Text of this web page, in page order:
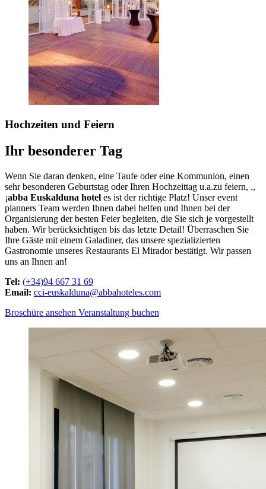
Hochzeiten und Feiern
Ihr besonderer Tag
Wenn Sie daran denken, eine Taufe oder eine Kommunion, einen
sehr besonderen Geburtstag oder Ihren Hochzeittag u.a.zu feiern, .,
¡abba Euskalduna hotel es ist der richtige Platz! Unser event
planners Team werden Ihnen dabei helfen und Ihnen bei der
Organisierung der besten Feier begleiten, die Sie sich je vorgestellt
haben. Wir berücksichtigen bis das letzte Detail! Überraschen Sie
Ihre Gäste mit einem Galadiner, das unsere spezializierten
Gastronomie unseres Restaurants El Mirador bestätigt. Wir passen
uns an Ihnen an!
Tel: (+34)94 667 31 69
Email: cci-euskalduna@abbahoteles.com
Broschüre ansehen Veranstaltung buchen